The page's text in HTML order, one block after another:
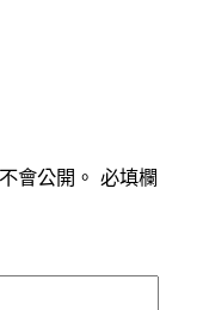
會公開。 必填欄